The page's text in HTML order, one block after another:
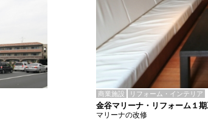
商業施設 リフォーム・インテリア
金谷マリーナ・リフォーム１
マリーナの改修